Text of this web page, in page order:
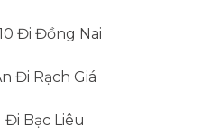
Đi Đồng Nai
Đi Rạch Giá
Đi Bạc Liêu